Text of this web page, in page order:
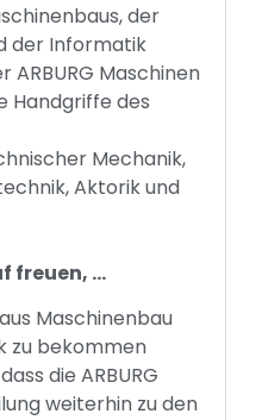
der
der Informatik
ARBURG Maschinen
Handgriffe des
Mechanik,
Aktorik und
freuen, …
Maschinenbau
zu bekommen
die ARBURG
weiterhin zu den